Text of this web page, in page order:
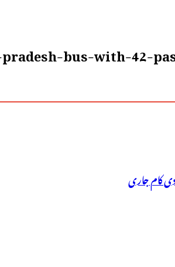
bus-with-42-